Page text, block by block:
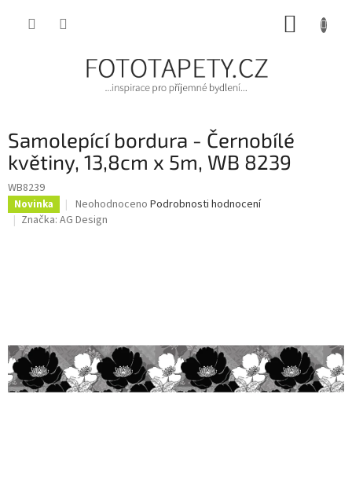
Samolepící bordura - Černobílé
květiny, 13,8cm x 5m, WB 8239
WB8239
Novinka
Průměrné
hodnocení
Neohodnoceno Podrobnosti hodnocení
Značka: AG Design